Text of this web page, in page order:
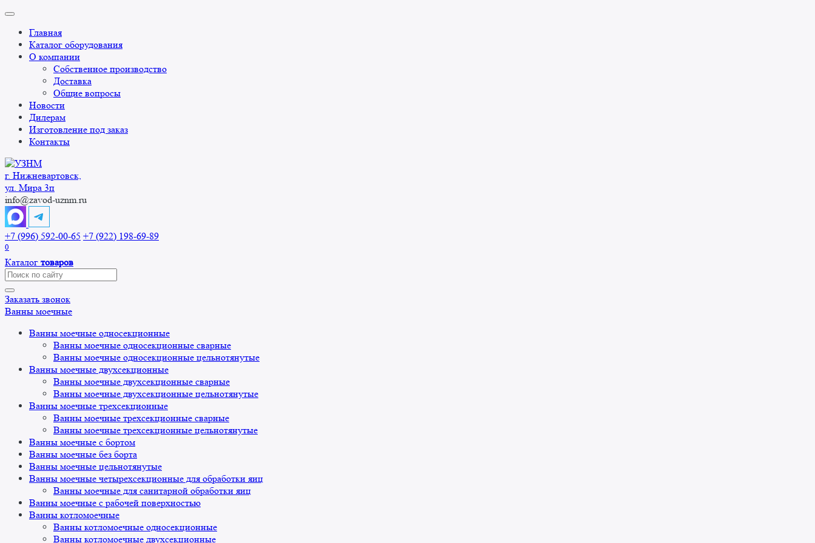
Перейти
содержанию
Главная
Каталог оборудования
О компании
Собственное производство
Доставка
Общие вопросы
Новости
Дилерам
Изготовление под заказ
Контакты
г. Нижневартовск,
ул. Мира 3п
info@zavod-uznm.ru
+7 (996) 592-00-65 +7 (922) 198-69-89
0
Каталог товаров
Search
for:
Заказать звонок
Ванны моечные
Ванны моечные односекционные
Ванны моечные односекционные сварные
Ванны моечные односекционные цельнотянутые
Ванны моечные двухсекционные
Ванны моечные двухсекционные сварные
Ванны моечные двухсекционные цельнотянутые
Ванны моечные трехсекционные
Ванны моечные трехсекционные сварные
Ванны моечные трехсекционные цельнотянутые
Ванны моечные с бортом
Ванны моечные без борта
Ванны моечные цельнотянутые
Ванны моечные четырехсекционные для обработки яиц
Ванны моечные для санитарной обработки яиц
Ванны моечные с рабочей поверхностью
Ванны котломоечные
Ванны котломоечные односекционные
Ванны котломоечные двухсекционные